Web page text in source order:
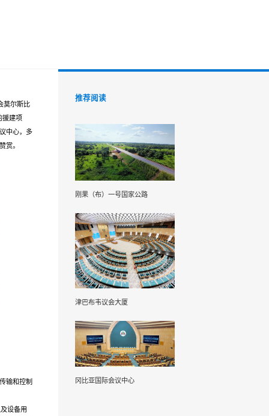
莫尔斯比
援建项
中心，多
赏。
输和控制
设备用
推荐阅读
刚果（布）一号国家公路
津巴布韦议会大厦
冈比亚国际会议中心